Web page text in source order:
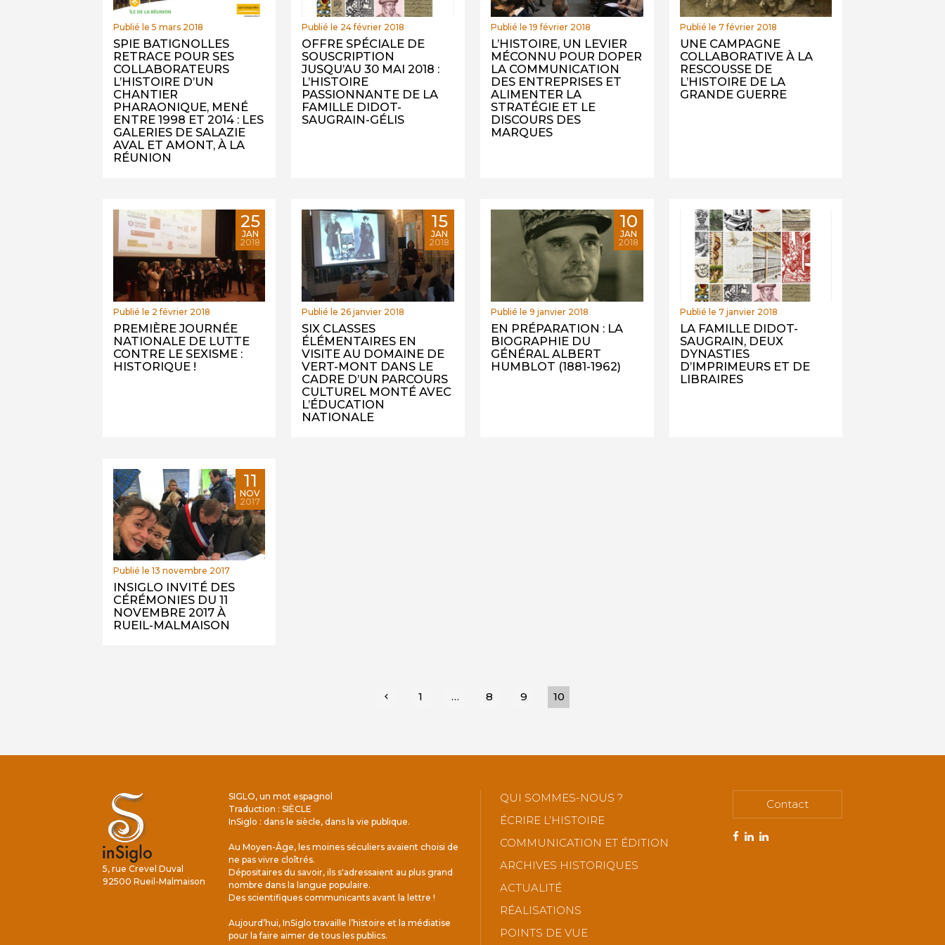
Publié le 5 mars 2018
SPIE BATIGNOLLES
RETRACE POUR SES
COLLABORATEURS
L’HISTOIRE D’UN
CHANTIER
PHARAONIQUE, MENÉ
ENTRE 1998 ET 2014 : LES
GALERIES DE SALAZIE
AVAL ET AMONT, À LA
RÉUNION
Publié le 24 février 2018
OFFRE SPÉCIALE DE
SOUSCRIPTION
JUSQU’AU 30 MAI 2018 :
L’HISTOIRE
PASSIONNANTE DE LA
FAMILLE DIDOT-
SAUGRAIN-GÉLIS
Publié le 19 février 2018
L’HISTOIRE, UN LEVIER
MÉCONNU POUR DOPER
LA COMMUNICATION
DES ENTREPRISES ET
ALIMENTER LA
STRATÉGIE ET LE
DISCOURS DES
MARQUES
Publié le 7 février 2018
UNE CAMPAGNE
COLLABORATIVE À LA
RESCOUSSE DE
L’HISTOIRE DE LA
GRANDE GUERRE
Publié le 2 février 2018
PREMIÈRE JOURNÉE
NATIONALE DE LUTTE
CONTRE LE SEXISME :
HISTORIQUE !
25
JAN
2018
Publié le 26 janvier 2018
SIX CLASSES
ÉLÉMENTAIRES EN
VISITE AU DOMAINE DE
VERT-MONT DANS LE
CADRE D’UN PARCOURS
CULTUREL MONTÉ AVEC
L’ÉDUCATION
NATIONALE
15
JAN
2018
Publié le 9 janvier 2018
EN PRÉPARATION : LA
BIOGRAPHIE DU
GÉNÉRAL ALBERT
HUMBLOT (1881-1962)
10
JAN
2018
Publié le 7 janvier 2018
LA FAMILLE DIDOT-
SAUGRAIN, DEUX
DYNASTIES
D’IMPRIMEURS ET DE
LIBRAIRES
Publié le 13 novembre 2017
INSIGLO INVITÉ DES
CÉRÉMONIES DU 11
NOVEMBRE 2017 À
RUEIL-MALMAISON
11
NOV
2017
chevron_left 1 … 8 9 10
5, rue Crevel Duval
92500 Rueil-Malmaison
SIGLO, un mot espagnol
Traduction : SIÈCLE
InSiglo : dans le siècle, dans la vie publique.
Au Moyen-Âge, les moines séculiers avaient choisi de
ne pas vivre cloîtrés.
Dépositaires du savoir, ils s'adressaient au plus grand
nombre dans la langue populaire.
Des scientifiques communicants avant la lettre !
Aujourd’hui, InSiglo travaille l’histoire et la médiatise
pour la faire aimer de tous les publics.
QUI SOMMES-NOUS ?
ÉCRIRE L’HISTOIRE
COMMUNICATION ET ÉDITION
ARCHIVES HISTORIQUES
ACTUALITÉ
RÉALISATIONS
POINTS DE VUE
Contact